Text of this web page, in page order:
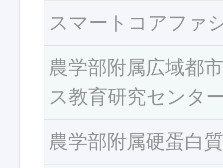
スマートコアファ
農学部附属広域都
ス教育研究センタ
農学部附属硬蛋白